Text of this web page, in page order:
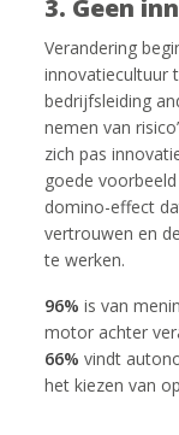
3. Geen
Verandering
innovatiecultuur
bedrijfsleiding
nemen van
zich pas
goede
domino-effect
vertrouwen en
te werken.
96% is van
motor achter
66% vindt
het kiezen van